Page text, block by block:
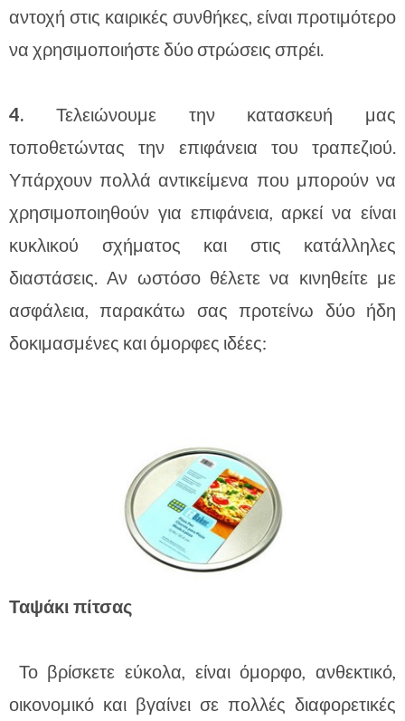
αντοχή στις καιρικές συνθήκες, είναι προτιμότερο
να χρησιμοποιήστε δύο στρώσεις σπρέι.
4. Τελειώνουμε την κατασκευή μας
τοποθετώντας την επιφάνεια του τραπεζιού.
Υπάρχουν πολλά αντικείμενα που μπορούν να
χρησιμοποιηθούν για επιφάνεια, αρκεί να είναι
κυκλικού σχήματος και στις κατάλληλες
διαστάσεις. Αν ωστόσο θέλετε να κινηθείτε με
ασφάλεια, παρακάτω σας προτείνω δύο ήδη
δοκιμασμένες και όμορφες ιδέες:
Ταψάκι πίτσας
Το βρίσκετε εύκολα, είναι όμορφο, ανθεκτικό,
οικονομικό και βγαίνει σε πολλές διαφορετικές